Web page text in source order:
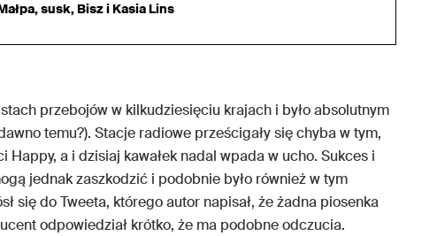
susk, Bisz i Kasia Lins
przebojów w kilkudziesięciu krajach i było absolutnym
temu?). Stacje radiowe prześcigały się chyba w tym,
a i dzisiaj kawałek nadal wpada w ucho. Sukces i
jednak zaszkodzić i podobnie było również w tym
się do Tweeta, którego autor napisał, że żadna piosenka
odpowiedział krótko, że ma podobne odczucia.